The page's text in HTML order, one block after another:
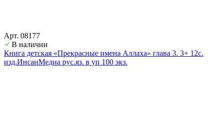
Арт. 08177
В наличии
Книга детская «Прекрасные имена Аллаха» глава 3. 3+ 12с.
изд.ИнсанМедиа рус.яз. в уп 100 экз.